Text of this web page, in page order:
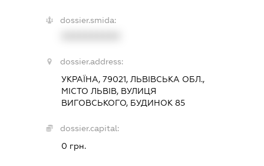
dossier.smida:
dossier.address:
УКРАЇНА, 79021, ЛЬВІВСЬКА ОБЛ.,
МІСТО ЛЬВІВ, ВУЛИЦЯ
ВИГОВСЬКОГО, БУДИНОК 85
dossier.capital:
0 грн.